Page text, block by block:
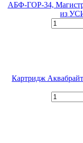
АБФ-ГОР-34,
из
Картридж